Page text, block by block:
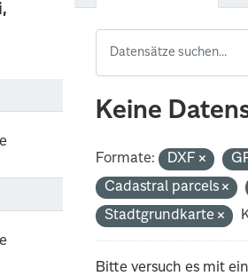
Keine
Formate: DXF
Cadastral parcels
Stadtgrundkarte
Bitte versuch es mit